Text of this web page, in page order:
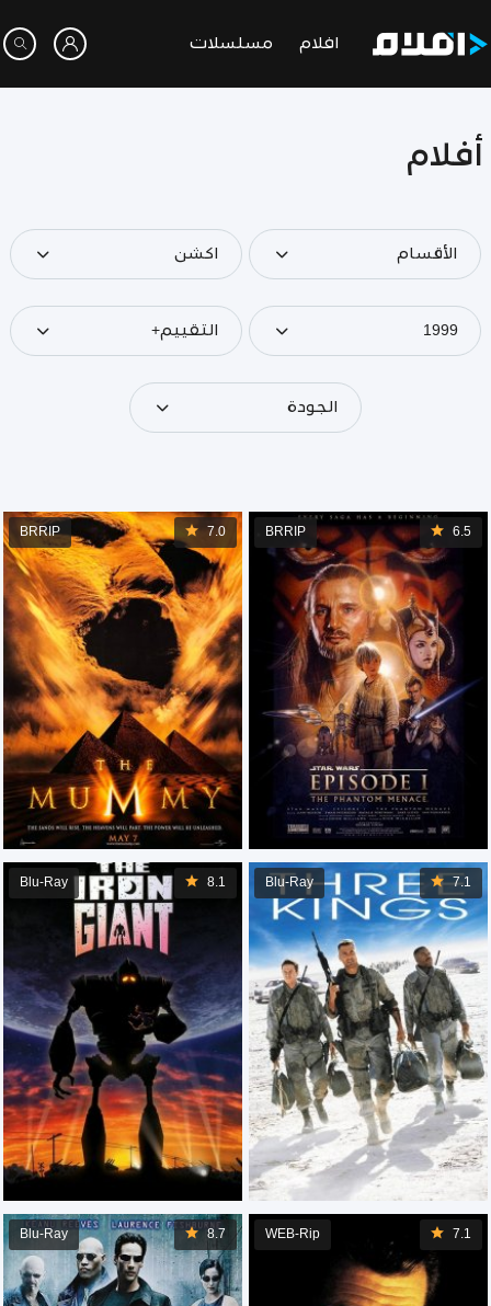
افلام مسلسلات
أفلام
الأقسام اكشن
1999 التقييم+
الجودة
6.5
BRRIP
7.0
BRRIP
7.1
Blu-Ray
8.1
Blu-Ray
7.1
WEB-Rip
8.7
Blu-Ray